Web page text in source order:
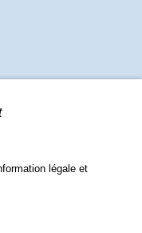
légale et